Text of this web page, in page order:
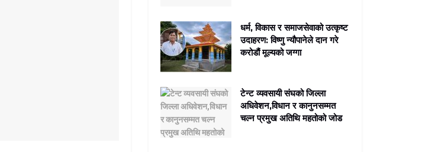
धर्म, विकास र समाजसेवाको उत्कृष्ट
उदाहरण: विष्णु न्यौपानेले दान गरे
करोडौं मूल्यको जग्गा
टेन्ट व्यवसायी संघको जिल्ला
अधिवेशन,विधान र कानुनसम्मत
चल्न प्रमुख अतिथि महतोको जोड